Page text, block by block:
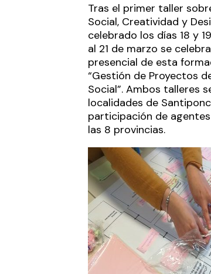
Tras el primer taller
Social, Creatividad y
celebrado los días 18 y
al 21 de marzo se
presencial de esta
“Gestión de Proyectos
Social”. Ambos talleres
localidades de
participación de
las 8 provincias.